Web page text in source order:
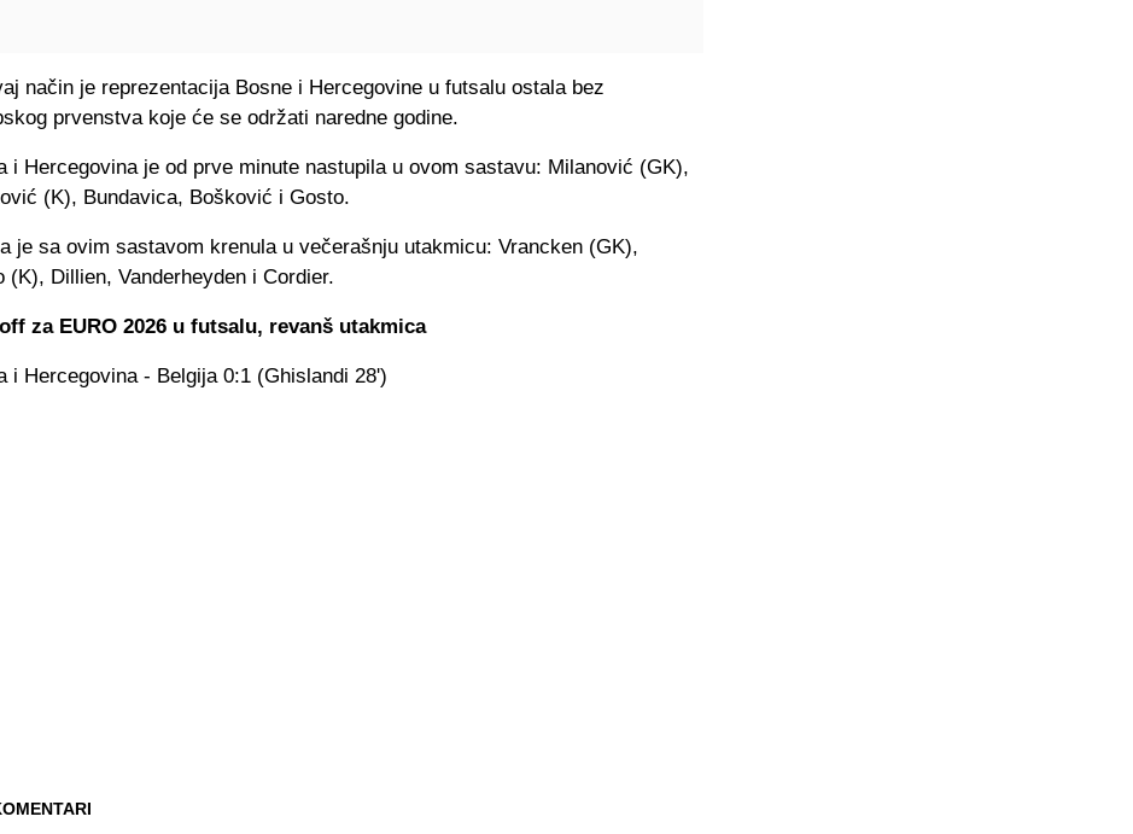
način je reprezentacija Bosne i Hercegovine u futsalu ostala bez
prvenstva koje će se održati naredne godine.
i Hercegovina je od prve minute nastupila u ovom sastavu: Milanović (GK),
(K), Bundavica, Bošković i Gosto.
je sa ovim sastavom krenula u večerašnju utakmicu: Vrancken (GK),
(K), Dillien, Vanderheyden i Cordier.
za EURO 2026 u futsalu, revanš utakmica
i Hercegovina - Belgija 0:1 (Ghislandi 28')